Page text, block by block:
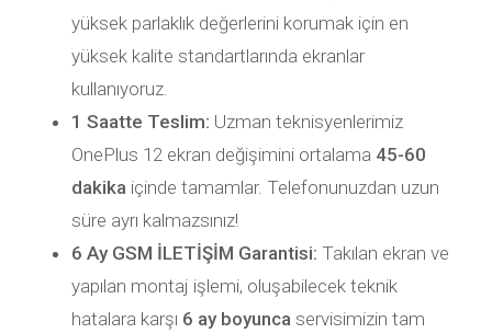
yüksek parlaklık değerlerini korumak için en
yüksek kalite standartlarında ekranlar
kullanıyoruz.
1 Saatte Teslim: Uzman teknisyenlerimiz
OnePlus 12 ekran değişimini ortalama 45-60
dakika içinde tamamlar. Telefonunuzdan uzun
süre ayrı kalmazsınız!
6 Ay GSM İLETİŞİM Garantisi: Takılan ekran ve
yapılan montaj işlemi, oluşabilecek teknik
hatalara karşı 6 ay boyunca servisimizin tam